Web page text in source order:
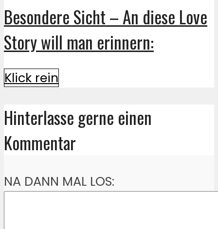
Besondere Sicht – An diese Love
Story will man erinnern:
Klick rein
Hinterlasse gerne einen
Kommentar
NA DANN MAL LOS: